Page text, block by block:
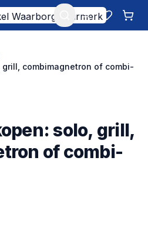
Mijn account
combimagnetron of combi-
solo, grill,
of combi-